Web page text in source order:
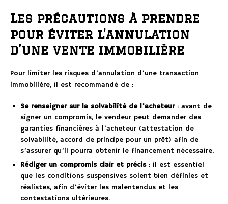
Les précautions à prendre
pour éviter l’annulation
d’une vente immobilière
Pour limiter les risques d’annulation d’une transaction
immobilière, il est recommandé de :
Se renseigner sur la solvabilité de l’acheteur: avant de
signer un compromis, le vendeur peut demander des
garanties financières à l’acheteur (attestation de
solvabilité, accord de principe pour un prêt) afin de
s’assurer qu’il pourra obtenir le financement nécessaire.
Rédiger un compromis clair et précis: il est essentiel
que les conditions suspensives soient bien définies et
réalistes, afin d’éviter les malentendus et les
contestations ultérieures.